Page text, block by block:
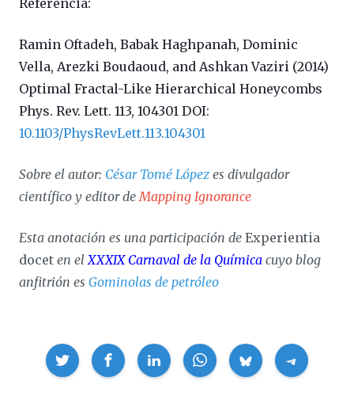
Ramin Oftadeh, Babak Haghpanah, Dominic
Vella, Arezki Boudaoud, and Ashkan Vaziri (2014)
Optimal Fractal-Like Hierarchical Honeycombs
Phys. Rev. Lett. 113, 104301 DOI:
10.1103/PhysRevLett.113.104301
Sobre el autor: César Tomé López es divulgador
científico y editor de Mapping Ignorance
Esta anotación es una participación de Experientia
docet en el XXXIX Carnaval de la Química cuyo blog
anfitrión es Gominolas de petróleo
Compartir